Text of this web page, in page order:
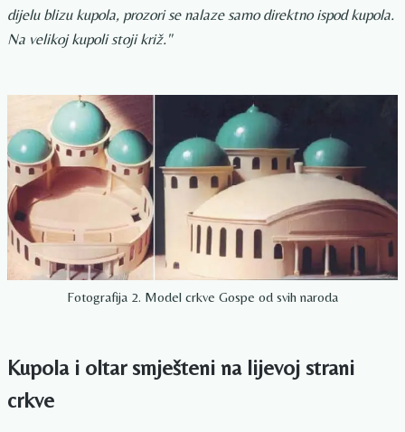
dijelu blizu kupola, prozori se nalaze samo direktno ispod kupola.
Na velikoj kupoli stoji križ."
Fotografija 2. Model crkve Gospe od svih naroda
Kupola i oltar smješteni na lijevoj strani
crkve